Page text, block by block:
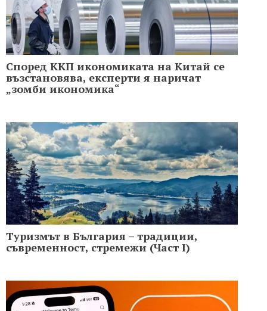
Според ККП икономиката на Китай се
възстановява, експерти я наричат
„зомби икономика“
Туризмът в България – традиции,
съвременност, стремежи (Част I)